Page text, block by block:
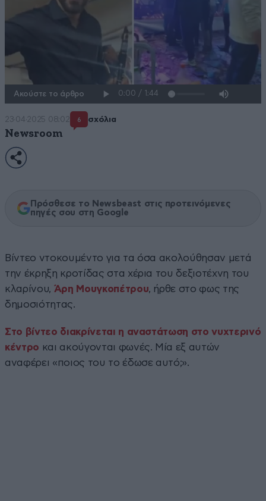
Ακούστε το άρθρο
23·04·2025 08:02 6 σχόλια
Newsroom
Πρόσθεσε το Newsbeast στις προτεινόμενες
πηγές σου στη Google
Βίντεο ντοκουμέντο για τα όσα ακολούθησαν μετά
την έκρηξη κροτίδας στα χέρια του δεξιοτέχνη του
κλαρίνου, Άρη Μουγκοπέτρου, ήρθε στο φως της
δημοσιότητας.
Στο βίντεο διακρίνεται η αναστάτωση στο νυχτερινό
κέντρο και ακούγονται φωνές. Μία εξ αυτών
αναφέρει «ποιος του το έδωσε αυτό;».